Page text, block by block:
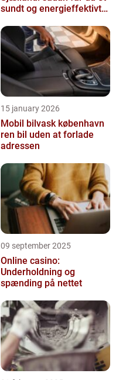
sundt og energieffektivt
15 january 2026
Mobil bilvask københavn
ren bil uden at forlade
adressen
09 september 2025
Online casino:
Underholdning og
spænding på nettet